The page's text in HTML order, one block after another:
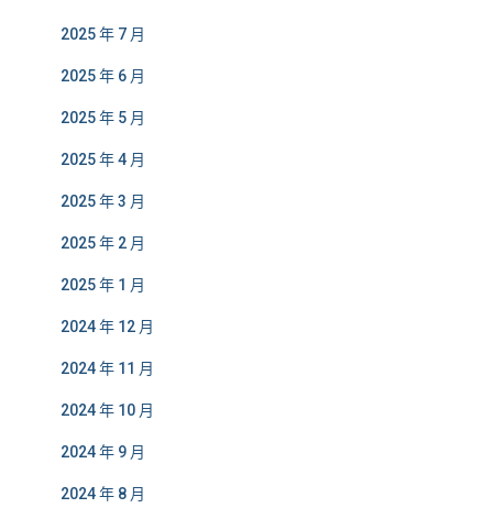
2025 年 7 月
2025 年 6 月
2025 年 5 月
2025 年 4 月
2025 年 3 月
2025 年 2 月
2025 年 1 月
2024 年 12 月
2024 年 11 月
2024 年 10 月
2024 年 9 月
2024 年 8 月